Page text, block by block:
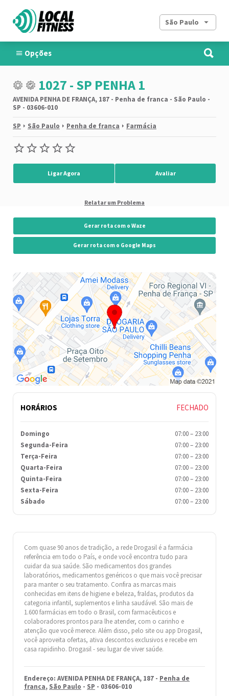
São Paulo
Opções
1027 - SP PENHA 1
AVENIDA PENHA DE FRANÇA, 187 - Penha de franca - São Paulo -
SP - 03606-010
SP São Paulo Penha de franca Farmácia
Ligar Agora Avaliar
Relatar um Problema
Com quase 90 anos de tradição, a rede Drogasil é a farmácia
referência em todo o País, e onde você encontra tudo para
cuidar da sua saúde. São medicamentos dos grandes
laboratórios, medicamentos genéricos o que mais você precisar
para manter o seu tratamento. Confira as marcas mais
conhecidas em itens de higiene e beleza, fraldas, produtos da
categoria infantil, suplementos e linha saudável. São mais de
1.600 farmácias em todo o Brasil, com farmacêuticos e
colaboradores prontos para lhe atender, com o carinho e
atenção que você merece. Além disso, pelo site ou app Drogasil,
você aproveita ofertas, ativa descontos exclusivos e recebe em
casa rapidinho. Drogasil ­- seu lugar de viver saúde.
Endereço: AVENIDA PENHA DE FRANÇA, 187 - Penha de
franca, São Paulo - SP - 03606-010
Gerar rota com o Waze
Gerar rota com o Google Maps
HORÁRIOS FECHADO
Domingo 07:00– 23:00
Segunda-Feira
07:00– 23:00
Terça-Feira
07:00– 23:00
Quarta-Feira
07:00– 23:00
Quinta-Feira
07:00– 23:00
Sexta-Feira
07:00– 23:00
Sábado
07:00– 23:00